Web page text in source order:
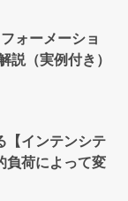
ォーメーショ
説（実例付き）
【インテンシテ
負荷によって変